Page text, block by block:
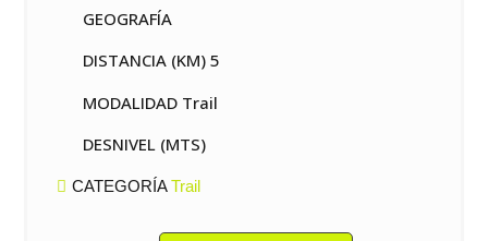
GEOGRAFÍA
DISTANCIA (KM) 5
MODALIDAD Trail
DESNIVEL (MTS)
CATEGORÍATrail